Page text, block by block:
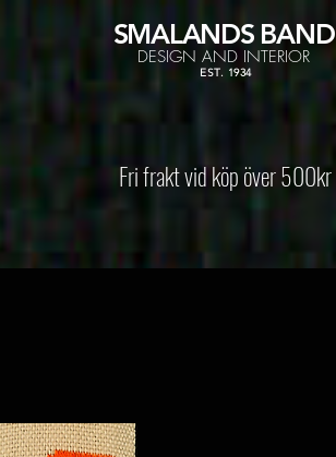
SMALANDS BAND
DESIGN AND INTERIOR
EST. 1934
Fri frakt vid köp över 500kr